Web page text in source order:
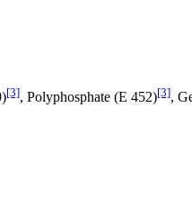
[3], Polyphosphate (E 452)[3],